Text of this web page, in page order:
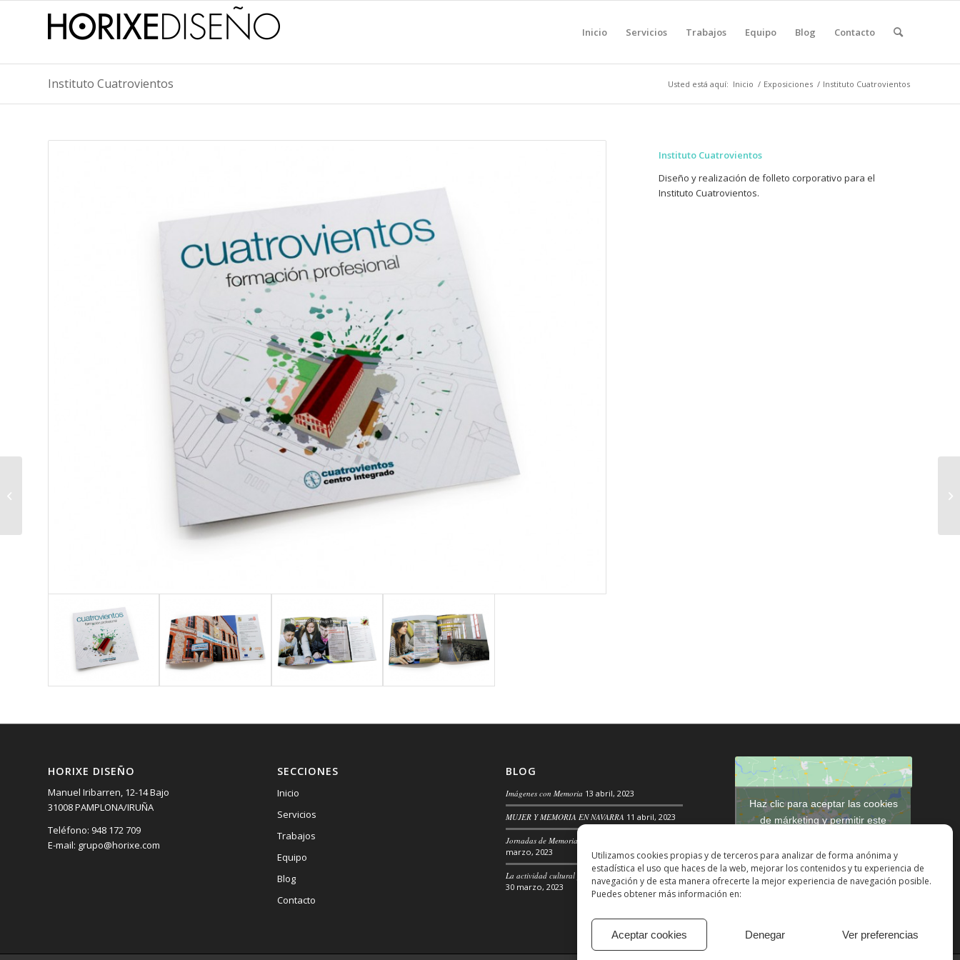
Utilizamos cookies propias y de terceros para analizar de forma anónima y
estadística el uso que haces de la web, mejorar los contenidos y tu experiencia de
navegación y de esta manera ofrecerte la mejor experiencia de navegación posible.
Puedes obtener más información en:
Aceptar cookies Denegar Ver preferencias
Inicio Servicios Trabajos Equipo Blog Contacto
Instituto Cuatrovientos Usted está aquí: Inicio / Exposiciones / Instituto Cuatrovientos
Instituto Cuatrovientos
Diseño y realización de folleto corporativo para el
Instituto Cuatrovientos.
HORIXE DISEÑO
Manuel Iribarren, 12-14 Bajo
31008 PAMPLONA/IRUÑA
Teléfono: 948 172 709
E-mail: grupo@horixe.com
SECCIONES
Inicio
Servicios
Trabajos
Equipo
Blog
Contacto
BLOG
Imágenes con Memoria 13 abril, 2023
MUJER Y MEMORIA EN NAVARRA 11 abril, 2023
Jornadas de Memoria, Convivencia y DDHH
marzo, 2023
La actividad cultural para la transformación social
30 marzo, 2023
Haz clic para aceptar las cookies
de márketing y permitir este